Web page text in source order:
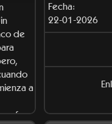
de
a
Fecha:
22-01-2026